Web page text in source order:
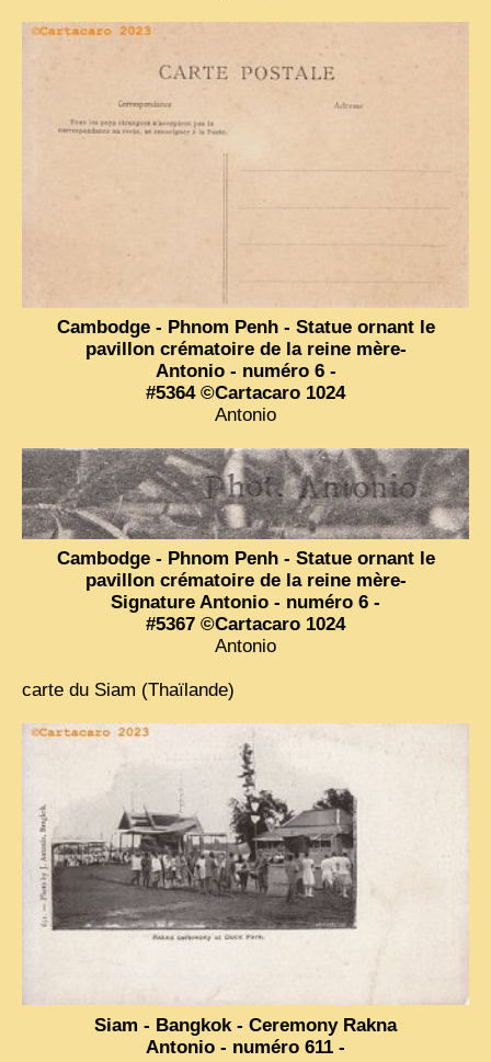
Cambodge - Phnom Penh - Statue ornant le
pavillon crématoire de la reine mère-
Antonio - numéro 6 -
#5364 ©Cartacaro 1024
Antonio
Cambodge - Phnom Penh - Statue ornant le
pavillon crématoire de la reine mère-
Signature Antonio - numéro 6 -
#5367 ©Cartacaro 1024
Antonio
carte du Siam (Thaïlande)
Siam - Bangkok - Ceremony Rakna
Antonio - numéro 611 -